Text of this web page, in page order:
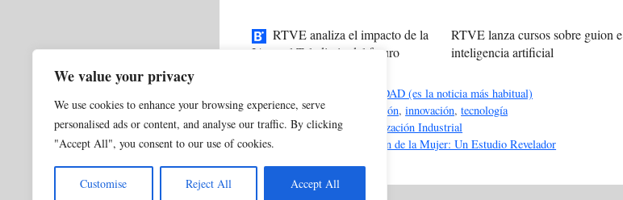
We value your privacy
We use cookies to enhance your browsing experience, serve
personalised ads or content, and analyse our traffic. By clicking
"Accept All", you consent to our use of cookies.
Customise Reject All Accept All
RTVE analiza el impacto de la
IA en el Telediario del futuro
RTVE lanza cursos sobre guion e
inteligencia artificial
0 NORMAL ACTUALIDAD (es la noticia más habitual)
Etiquetas
China ,IA,industrialización,innovación,tecnología
El Futuro de la Automatización Industrial
La IA y la Representación de la Mujer: Un Estudio Revelador